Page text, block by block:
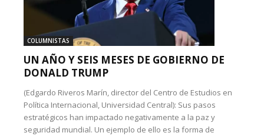
COLUMNISTAS
UN AÑO Y SEIS MESES DE GOBIERNO DE
DONALD TRUMP
(Edgardo Riveros Marín, director del Centro de Estudios en
Política Internacional, Universidad Central): Sus pasos
estratégicos han impactado negativamente a la paz y
seguridad mundial. Un ejemplo de ello es la forma de